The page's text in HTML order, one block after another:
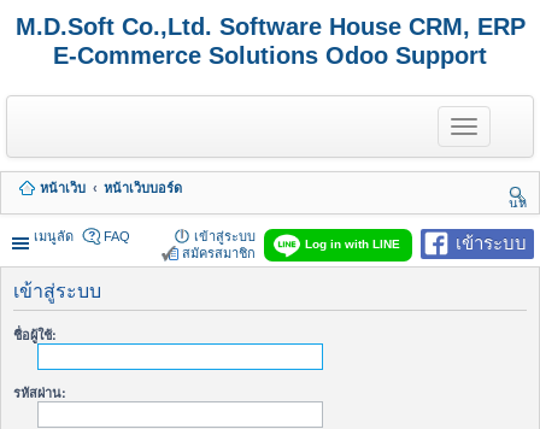
M.D.Soft Co.,Ltd. Software House CRM, ERP
E-Commerce Solutions Odoo Support
T
o
g
e
n
a
v
g
หน้าเว็บ
หน้าเว็บบอร์ด
นห
า
เมนูลัด
เข้าระบบ
Log in with LINE
FAQ
เข้าสู่ระบบ
สมัครสมาชิก
เข้าสู่ระบบ
ชื่อผู้ใช้:
รหัสผ่าน: